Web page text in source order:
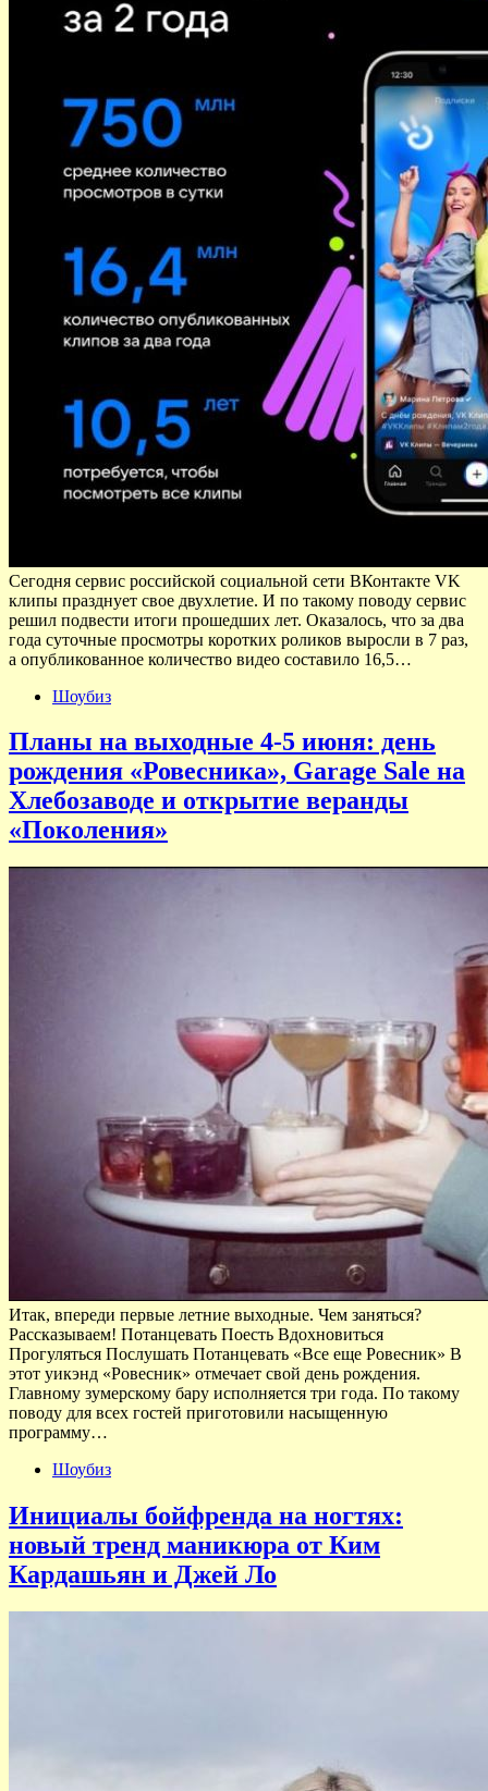
Сегодня сервис российской социальной сети ВКонтакте VK
клипы празднует свое двухлетие. И по такому поводу сервис
решил подвести итоги прошедших лет. Оказалось, что за два
года суточные просмотры коротких роликов выросли в 7 раз,
а опубликованное количество видео составило 16,5…
Шоубиз
Планы на выходные 4-5 июня: день
рождения «Ровесника», Garage Sale на
Хлебозаводе и открытие веранды
«Поколения»
Итак, впереди первые летние выходные. Чем заняться?
Рассказываем! Потанцевать Поесть Вдохновиться
Прогуляться Послушать Потанцевать «Все еще Ровесник» В
этот уикэнд «Ровесник» отмечает свой день рождения.
Главному зумерскому бару исполняется три года. По такому
поводу для всех гостей приготовили насыщенную
программу…
Шоубиз
Инициалы бойфренда на ногтях:
новый тренд маникюра от Ким
Кардашьян и Джей Ло